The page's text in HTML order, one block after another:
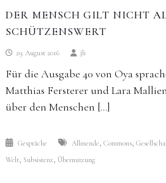
DER MENSCH GILT NICHT
SCHÜTZENSWERT
29. August 2016 jh
Für die Ausgabe 40 von Oya
Matthias Fersterer und Lara
über den Menschen […]
Gespräche Allmende, Commons,
Welt, Subsistenz, Übernutzung